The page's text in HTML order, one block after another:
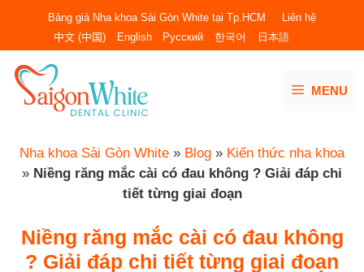
nội
dung
Bảng giá Nha khoa Sài Gòn White tại Tp.HCM
Liên hệ
中文 (中国)
English Русский 한국어 日本語
MENU
Nha khoa Sài Gòn White » Blog » Kiến thức nha khoa
» Niềng răng mắc cài có đau không ? Giải đáp chi
tiết từng giai đoạn
Niềng răng mắc cài có đau không
? Giải đáp chi tiết từng giai đoạn